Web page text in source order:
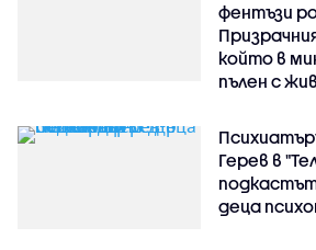
фентъзи
който в
пълен с
Герев в
деца